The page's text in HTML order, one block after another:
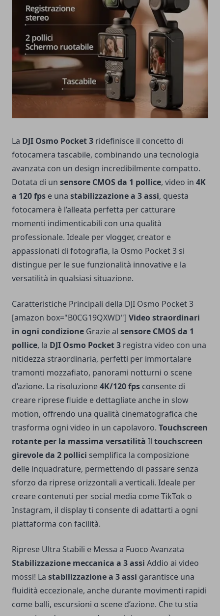
La DJI Osmo Pocket 3 ridefinisce il concetto di
fotocamera tascabile, combinando una tecnologia
avanzata con un design incredibilmente compatto.
Dotata di un sensore CMOS da 1 pollice, video in 4K
a 120 fps e una stabilizzazione a 3 assi, questa
fotocamera è l’alleata perfetta per catturare
momenti indimenticabili con una qualità
professionale. Ideale per vlogger, creator e
appassionati di fotografia, la Osmo Pocket 3 si
distingue per le sue funzionalità innovative e la
versatilità in qualsiasi situazione.
Caratteristiche Principali della DJI Osmo Pocket 3
[amazon box="B0CG19QXWD"] Video straordinari
in ogni condizione Grazie al sensore CMOS da 1
pollice, la DJI Osmo Pocket 3 registra video con una
nitidezza straordinaria, perfetti per immortalare
tramonti mozzafiato, panorami notturni o scene
d’azione. La risoluzione4K/120 fps consente di
creare riprese fluide e dettagliate anche in slow
motion, offrendo una qualità cinematografica che
trasforma ogni video in un capolavoro. Touchscreen
rotante per la massima versatilità Il touchscreen
girevole da 2 pollici semplifica la composizione
delle inquadrature, permettendo di passare senza
sforzo da riprese orizzontali a verticali. Ideale per
creare contenuti per social media come TikTok o
Instagram, il display ti consente di adattarti a ogni
piattaforma con facilità.
Riprese Ultra Stabili e Messa a Fuoco Avanzata
Stabilizzazione meccanica a 3 assi Addio ai video
mossi! La stabilizzazione a 3 assi garantisce una
fluidità eccezionale, anche durante movimenti rapidi
come balli, escursioni o scene d’azione. Che tu stia